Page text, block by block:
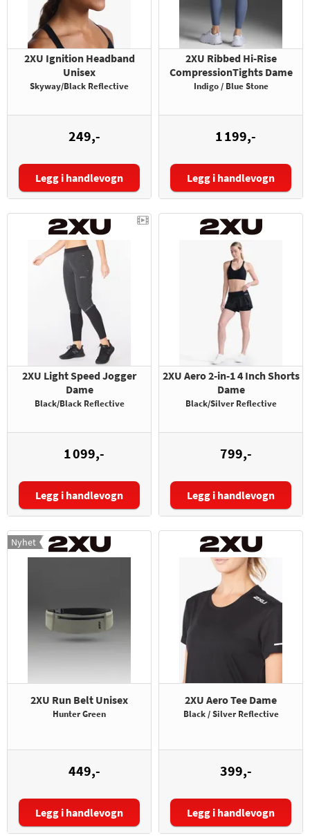
2XU Ignition Headband
Unisex
Skyway/Black Reflective
249,-
Legg i handlevogn
2XU Ribbed Hi-Rise
CompressionTights Dame
Indigo / Blue Stone
1 199,-
Størrelse:
Legg i handlevogn
2XU Light Speed Jogger
Dame
Black/Black Reflective
1 099,-
Størrelse:
Legg i handlevogn
2XU Aero 2-in-1 4 Inch Shorts
Dame
Black/Silver Reflective
799,-
Størrelse:
Legg i handlevogn
Nyhet
2XU Run Belt Unisex
Hunter Green
449,-
Legg i handlevogn
2XU Aero Tee Dame
Black / Silver Reflective
399,-
Størrelse:
Legg i handlevogn